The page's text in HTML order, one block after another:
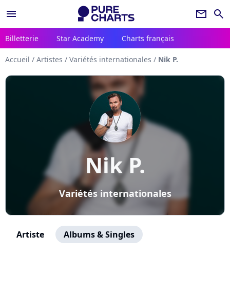
menu newsletter search
Billetterie Star Academy Charts français
Accueil / Artistes / Variétés internationales / Nik P.
Nik P.
Variétés internationales
Artiste Albums & Singles